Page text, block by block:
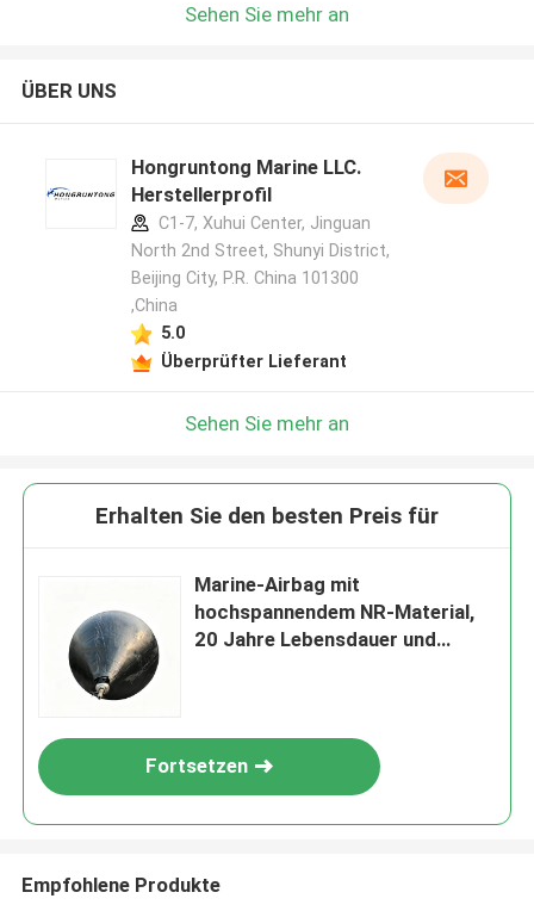
Sehen Sie mehr an
ÜBER UNS
Hongruntong Marine LLC.
Herstellerprofil
C1-7, Xuhui Center, Jinguan
North 2nd Street, Shunyi District,
Beijing City, P.R. China 101300
,China
5.0
Überprüfter Lieferant
Sehen Sie mehr an
Erhalten Sie den besten Preis für
Marine-Airbag mit
hochspannendem NR-Material,
20 Jahre Lebensdauer und
Fortsetzen
Empfohlene Produkte